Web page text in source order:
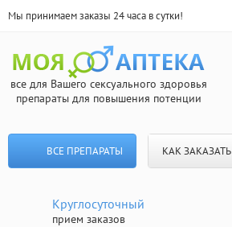
Мы принимаем заказы 24 часа в сутки!
все для Вашего сексуального здоровья
препараты для повышения потенции
ВСЕ ПРЕПАРАТЫ КАК ЗАКАЗАТЬ
Круглосуточный
прием заказов